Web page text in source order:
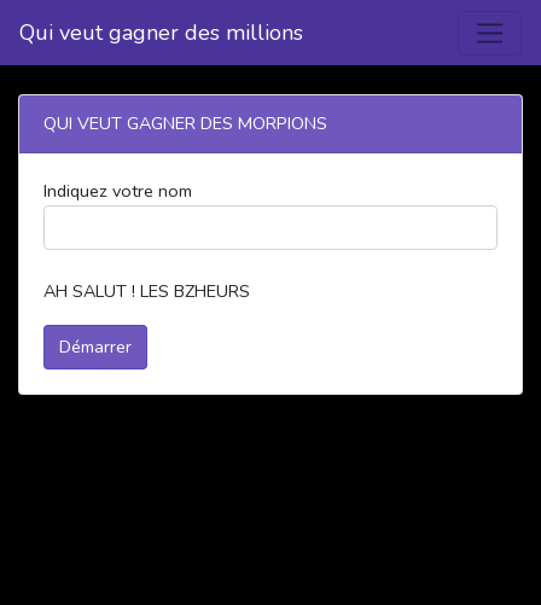
Qui veut gagner des millions
QUI VEUT GAGNER DES MORPIONS
Indiquez votre nom
AH SALUT ! LES BZHEURS